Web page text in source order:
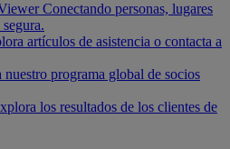
Conectando personas, lugares
artículos de asistencia o contacta a
nuestro programa global de socios
los resultados de los clientes de